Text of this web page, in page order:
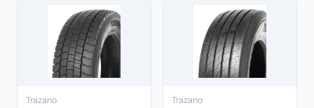
Trazano Trazano